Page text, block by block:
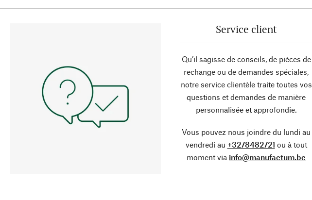
Service client
Qu’il sagisse de conseils, de pièces de
rechange ou de demandes spéciales,
notre service clientèle traite toutes vos
questions et demandes de manière
personnalisée et approfondie.
Vous pouvez nous joindre du lundi au
vendredi au +3278482721 ou à tout
moment via info@manufactum.be